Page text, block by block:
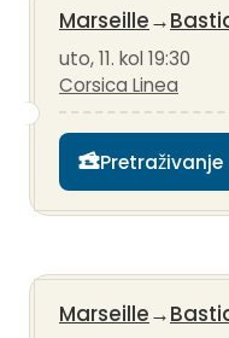
Marseille→
uto, 11. kol 19:30
Corsica Linea
Pretraživanje
Marseille→